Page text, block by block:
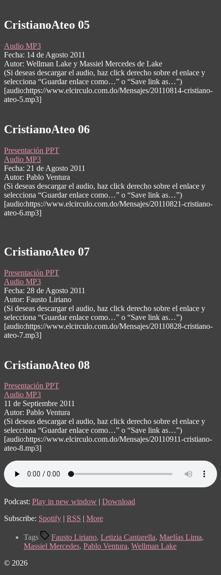
CristianoAteo 05
Audio MP3
Fecha: 14 de Agosto 2011
Autor: Wellman Lake y Massiel Mercedes de Lake
(Si deseas descargar el audio, haz click derecho sobre el enlace y
selecciona “Guardar enlace como…” o “Save link as…”)
[audio:https://www.elcirculo.com.do/Mensajes/20110814-cristiano-
ateo-5.mp3]
CristianoAteo 06
Presentación PPT
Audio MP3
Fecha: 21 de Agosto 2011
Autor: Pablo Ventura
(Si deseas descargar el audio, haz click derecho sobre el enlace y
selecciona “Guardar enlace como…” o “Save link as…”)
[audio:https://www.elcirculo.com.do/Mensajes/20110821-cristiano-
ateo-6.mp3]
CristianoAteo 07
Presentación PPT
Audio MP3
Fecha: 28 de Agosto 2011
Autor: Fausto Liriano
(Si deseas descargar el audio, haz click derecho sobre el enlace y
selecciona “Guardar enlace como…” o “Save link as…”)
[audio:https://www.elcirculo.com.do/Mensajes/20110828-cristiano-
ateo-7.mp3]
CristianoAteo 08
Presentación PPT
Audio MP3
11 de Septiembre 2011
Autor: Pablo Ventura
(Si deseas descargar el audio, haz click derecho sobre el enlace y
selecciona “Guardar enlace como…” o “Save link as…”)
[audio:https://www.elcirculo.com.do/Mensajes/20110911-cristiano-
ateo-8.mp3]
Podcast: Play in new window | Download
Subscribe: Spotify | RSS | More
Tags Fausto Liriano, Letizia Cantarella, Maelías Lima,
Massiel Mercedes, Pablo Ventura, Wellman Lake
© 2026